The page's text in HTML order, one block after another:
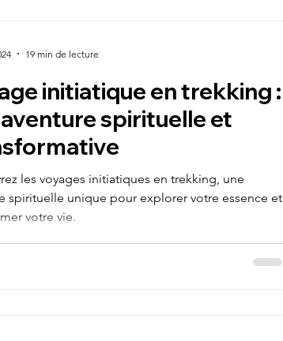
initiatique en trekking :
spirituelle et
les voyages initiatiques en trekking, une
spirituelle unique pour explorer votre essence et
votre vie.
19 min de lecture